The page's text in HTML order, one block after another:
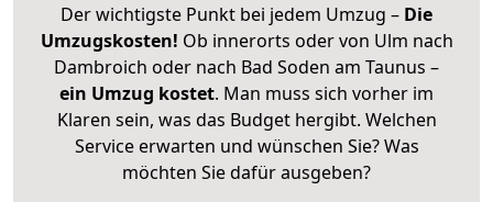
Der wichtigste Punkt bei jedem Umzug – Die
Umzugskosten! Ob innerorts oder von Ulm nach
Dambroich oder nach Bad Soden am Taunus –
ein Umzug kostet. Man muss sich vorher im
Klaren sein, was das Budget hergibt. Welchen
Service erwarten und wünschen Sie? Was
möchten Sie dafür ausgeben?